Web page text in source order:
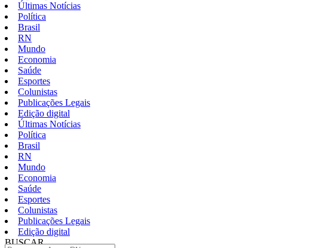
Últimas Notícias
Política
Brasil
RN
Mundo
Economia
Saúde
Esportes
Colunistas
Publicações Legais
Edição digital
Últimas Notícias
Política
Brasil
RN
Mundo
Economia
Saúde
Esportes
Colunistas
Publicações Legais
Edição digital
BUSCAR